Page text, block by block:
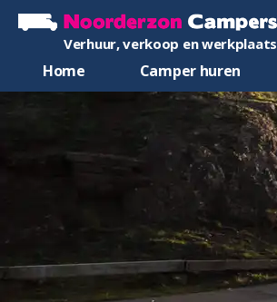
Verhuur, verkoop en werkplaats
Home Camper huren